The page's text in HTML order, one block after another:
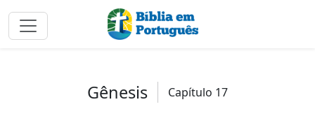
Gênesis Capítulo 17